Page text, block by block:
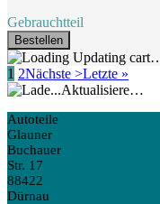
Gebrauchtteil
Bestellen
Updating
1 2Nächste >Letzte »
Aktualisiere…
Autoteile
Glauner
Buchauer
Str. 17
88422
Dürnau